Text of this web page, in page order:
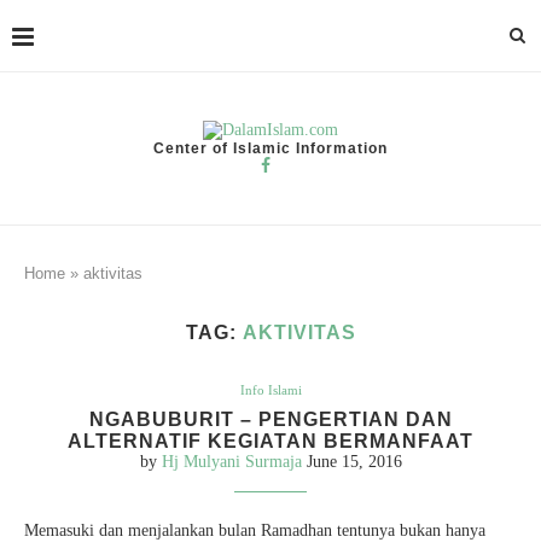
Center of Islamic Information
Home » aktivitas
TAG: AKTIVITAS
Info Islami
NGABUBURIT – PENGERTIAN DAN
ALTERNATIF KEGIATAN BERMANFAAT
by Hj Mulyani Surmaja June 15, 2016
Memasuki dan menjalankan bulan Ramadhan tentunya bukan hanya